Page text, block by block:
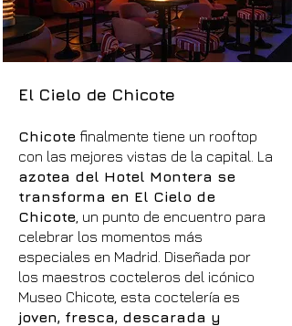
El Cielo de Chicote
Chicote finalmente tiene un rooftop
con las mejores vistas de la capital. La
azotea del Hotel Montera se
transforma en El Cielo de
Chicote , un punto de encuentro para
celebrar los momentos más
especiales en Madrid. Diseñada por
los maestros cocteleros del icónico
Museo Chicote, esta coctelería es
joven, fresca, descarada y